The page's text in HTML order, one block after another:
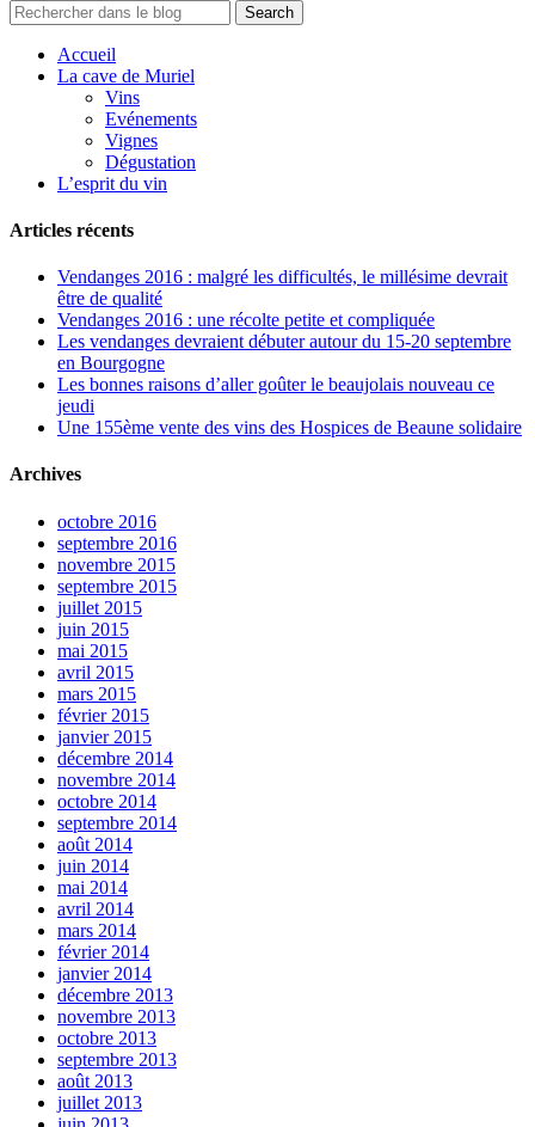
Accueil
La cave de Muriel
Vins
Evénements
Vignes
Dégustation
L’esprit du vin
Articles récents
Vendanges 2016 : malgré les difficultés, le millésime devrait
être de qualité
Vendanges 2016 : une récolte petite et compliquée
Les vendanges devraient débuter autour du 15-20 septembre
en Bourgogne
Les bonnes raisons d’aller goûter le beaujolais nouveau ce
jeudi
Une 155ème vente des vins des Hospices de Beaune solidaire
Archives
octobre 2016
septembre 2016
novembre 2015
septembre 2015
juillet 2015
juin 2015
mai 2015
avril 2015
mars 2015
février 2015
janvier 2015
décembre 2014
novembre 2014
octobre 2014
septembre 2014
août 2014
juin 2014
mai 2014
avril 2014
mars 2014
février 2014
janvier 2014
décembre 2013
novembre 2013
octobre 2013
septembre 2013
août 2013
juillet 2013